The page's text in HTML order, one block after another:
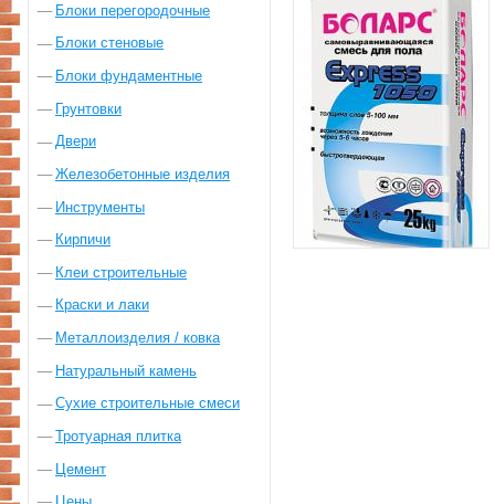
Блоки перегородочные
Блоки стеновые
Блоки фундаментные
Грунтовки
Двери
Железобетонные изделия
Инструменты
Кирпичи
Клеи строительные
Краски и лаки
Металлоизделия / ковка
Натуральный камень
Сухие строительные смеси
Тротуарная плитка
Цемент